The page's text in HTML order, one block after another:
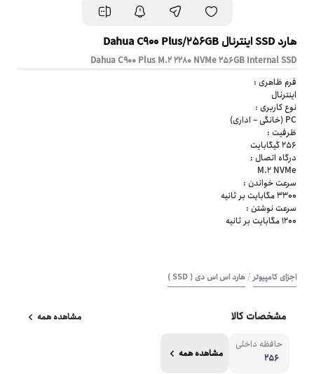
هارد SSD اینترنال Dahua C900 Plus/256GB
Dahua C900 Plus M.2 2280 NVMe 256GB Internal SSD
فرم ظاهری :
اینترنال
نوع کاربری :
PC (خانگی – اداری)
ظرفیت :
256 گیگابایت
درگاه اتصال :
M.2 NVMe
سرعت خواندن :
3300 مگابایت بر ثانیه
سرعت نوشتن :
1200 مگابایت بر ثانیه
اجزای کامپیوتر/هارد اس اس دی ( SSD )
مشخصات کالا مشاهده همه
حافظه داخلی
256
مشاهده همه